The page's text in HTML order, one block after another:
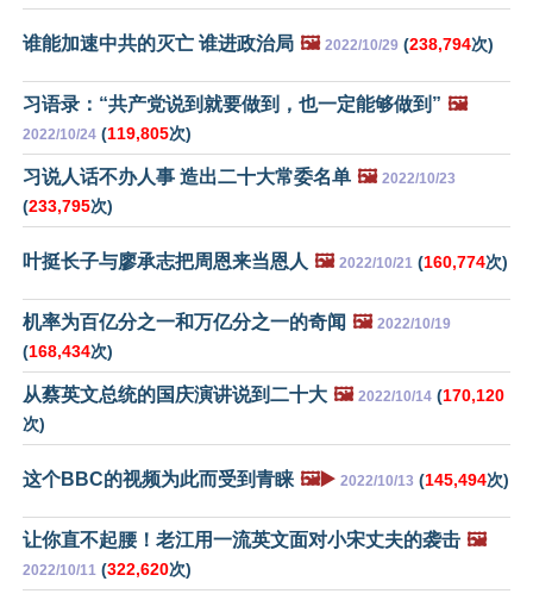
谁能加速中共的灭亡 谁进政治局 🖼️ 2022/10/29 (238,794次)
习语录：“共产党说到就要做到，也一定能够做到” 🖼️
2022/10/24 (119,805次)
习说人话不办人事 造出二十大常委名单 🖼️ 2022/10/23
(233,795次)
叶挺长子与廖承志把周恩来当恩人 🖼️ 2022/10/21 (160,774次)
机率为百亿分之一和万亿分之一的奇闻 🖼️ 2022/10/19
(168,434次)
从蔡英文总统的国庆演讲说到二十大 🖼️ 2022/10/14 (170,120
次)
这个BBC的视频为此而受到青睐 🖼️▶️ 2022/10/13 (145,494次)
让你直不起腰！老江用一流英文面对小宋丈夫的袭击 🖼️
2022/10/11 (322,620次)